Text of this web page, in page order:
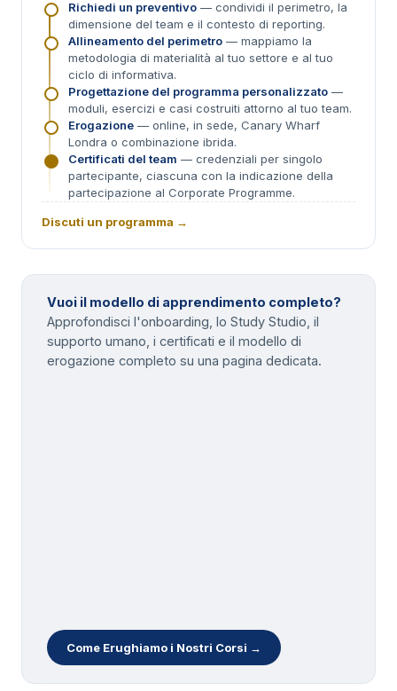
Richiedi un preventivo — condividi il perimetro, la
dimensione del team e il contesto di reporting.
Allineamento del perimetro — mappiamo la
metodologia di materialità al tuo settore e al tuo
ciclo di informativa.
Progettazione del programma personalizzato —
moduli, esercizi e casi costruiti attorno al tuo team.
Erogazione — online, in sede, Canary Wharf
Londra o combinazione ibrida.
Certificati del team — credenziali per singolo
partecipante, ciascuna con la indicazione della
partecipazione al Corporate Programme.
Discuti un programma →
Vuoi il modello di apprendimento completo?
Approfondisci l'onboarding, lo Study Studio, il
supporto umano, i certificati e il modello di
erogazione completo su una pagina dedicata.
Come Erughiamo i Nostri Corsi →